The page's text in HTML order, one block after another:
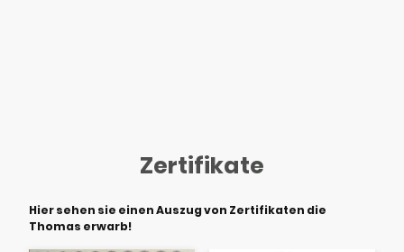
Zertifikate
Hier sehen sie einen Auszug von Zertifikaten die
Thomas erwarb!